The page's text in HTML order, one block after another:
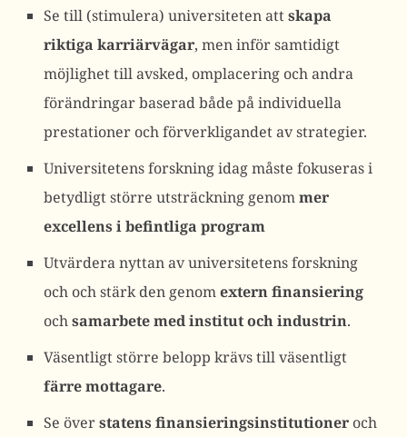
Se till (stimulera) universiteten attskapa
riktiga karriärvägar, men inför samtidigt
möjlighet till avsked, omplacering och andra
förändringar baserad både på individuella
prestationer och förverkligandet av strategier.
Universitetens forskning idag måste fokuseras i
betydligt större utsträckning genommer
excellens i befintliga program
Utvärdera nyttan av universitetens forskning
och och stärk den genomextern finansiering
ochsamarbete med institut och industrin.
Väsentligt större belopp krävs till väsentligt
färre mottagare.
Se överstatens finansieringsinstitutioner och